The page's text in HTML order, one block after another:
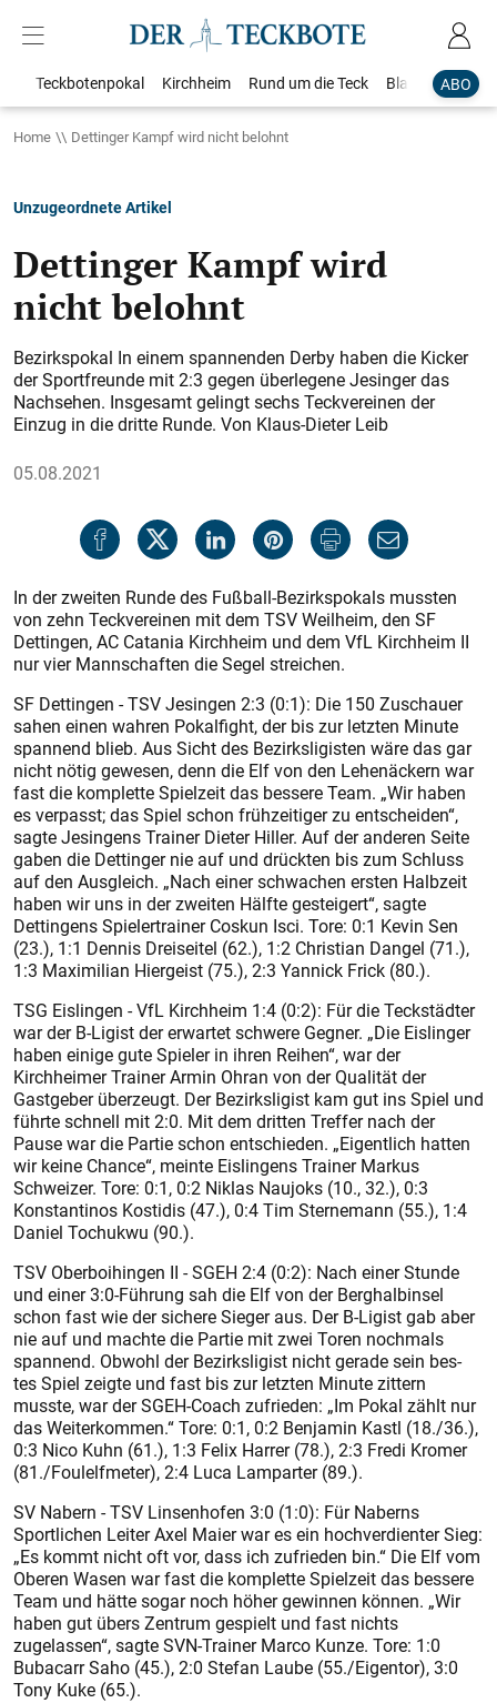
ABO
Teckbotenpokal Kirchheim Rund um die Teck Blaulicht
Home Dettinger Kampf wird nicht belohnt
Unzugeordnete Artikel
Dettinger Kampf wird
nicht belohnt
Bezirkspokal In einem spannenden Derby haben die Kicker
der Sportfreunde mit 2:3 gegen überlegene Jesinger das
Nachsehen. Insgesamt gelingt sechs Teckvereinen der
Einzug in die dritte Runde. Von Klaus-Dieter Leib
05.08.2021
In der zweiten Runde des Fußball-Bezirkspokals mussten
von zehn Teckvereinen mit dem TSV Weilheim, den SF
Dettingen, AC Catania Kirchheim und dem VfL Kirchheim II
nur vier Mannschaften die Segel streichen.
SF Dettingen - TSV Jesingen 2:3 (0:1): Die 150 Zuschauer
sahen einen wahren Pokalfight, der bis zur letzten Minute
spannend blieb. Aus Sicht des Bezirksligisten wäre das gar
nicht nötig gewesen, denn die Elf von den Lehenäckern war
fast die komplette Spielzeit das bessere Team. „Wir haben
es verpasst; das Spiel schon frühzeitiger zu entscheiden“,
sagte Jesingens Trainer Dieter Hiller. Auf der anderen Seite
gaben die Dettinger nie auf und drückten bis zum Schluss
auf den Ausgleich. „Nach einer schwachen ersten Halbzeit
haben wir uns in der zweiten Hälfte gesteigert“, sagte
Dettingens Spielertrainer Coskun Isci. Tore: 0:1 Kevin Sen
(23.), 1:1 Dennis Dreiseitel (62.), 1:2 Christian Dangel (71.),
1:3 Maximilian Hiergeist (75.), 2:3 Yannick Frick (80.).
TSG Eislingen - VfL Kirchheim 1:4 (0:2): Für die Teckstädter
war der B-Ligist der erwartet schwere Gegner. „Die Eislinger
haben einige gute Spieler in ihren Reihen“, war der
Kirchheimer Trainer Armin Ohran von der Qualität der
Gastgeber überzeugt. Der Bezirksligist kam gut ins Spiel und
führte schnell mit 2:0. Mit dem dritten Treffer nach der
Pause war die Partie schon entschieden. „Eigentlich hatten
wir keine Chance“, meinte Eislingens Trainer Markus
Schweizer. Tore: 0:1, 0:2 Niklas Naujoks (10., 32.), 0:3
Konstantinos Kostidis (47.), 0:4 Tim Sternemann (55.), 1:4
Daniel Tochukwu (90.).
TSV Oberboihingen II - SGEH 2:4 (0:2): Nach einer Stunde
und einer 3:0-Führung sah die Elf von der Berghalbinsel
schon fast wie der sichere Sieger aus. Der B-Ligist gab aber
nie auf und machte die Partie mit zwei Toren nochmals
spannend. Obwohl der Bezirksligist nicht gerade sein bes-
tes Spiel zeigte und fast bis zur letzten Minute zittern
musste, war der SGEH-Coach zufrieden: „Im Pokal zählt nur
das Weiterkommen.“ Tore: 0:1, 0:2 Benjamin Kastl (18./36.),
0:3 Nico Kuhn (61.), 1:3 Felix Harrer (78.), 2:3 Fredi Kromer
(81./Foulelfmeter), 2:4 Luca Lamparter (89.).
SV Nabern - TSV Linsenhofen 3:0 (1:0): Für Naberns
Sportlichen Leiter Axel Maier war es ein hochverdienter Sieg:
„Es kommt nicht oft vor, dass ich zufrieden bin.“ Die Elf vom
Oberen Wasen war fast die komplette Spielzeit das bessere
Team und hätte sogar noch höher gewinnen können. „Wir
haben gut übers Zentrum gespielt und fast nichts
zugelassen“, sagte SVN-Trainer Marco Kunze. Tore: 1:0
Bubacarr Saho (45.), 2:0 Stefan Laube (55./Eigentor), 3:0
Tony Kuke (65.).